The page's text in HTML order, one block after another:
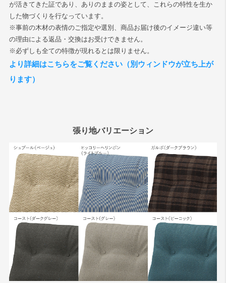
検索
が活きてきた証であり、ありのままの姿として、これらの特性を生か
した物づくりを行なっています。
※事前の木材の表情のご指定や選別、商品お届け後のイメージ違い等
の理由による返品・交換はお受けできません。
※必ずしも全ての特徴が現れるとは限りません。
より詳細はこちらをご覧ください（別ウィンドウが立ち上が
ります）
張り地バリエーション